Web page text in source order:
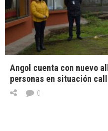
Angol cuenta con nuevo
personas en situación
0